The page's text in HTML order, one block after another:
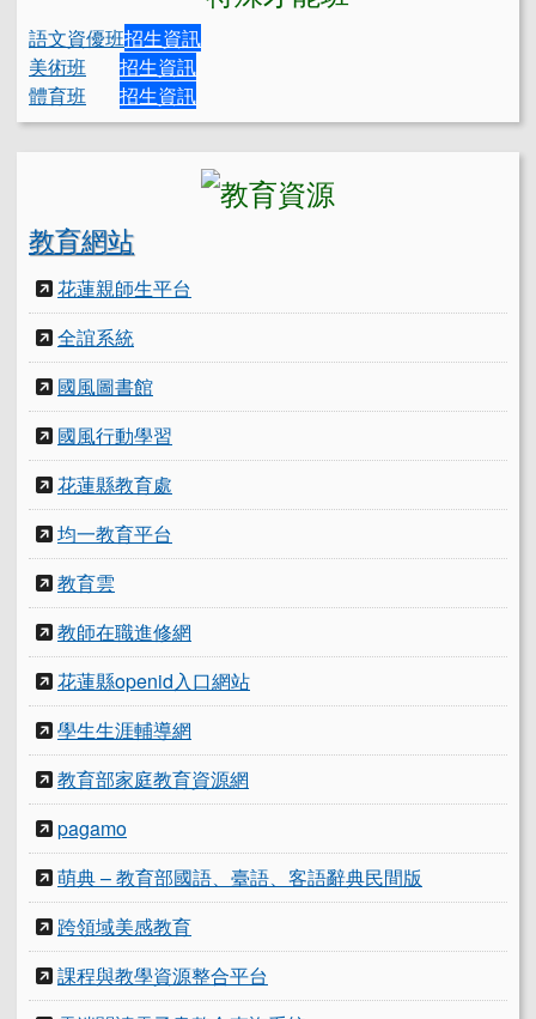
語文資優班招生資訊
美術班
招生資訊
體育班
招生資訊
教育網站
花蓮親師生平台
全誼系統
國風圖書館
國風行動學習
花蓮縣教育處
均一教育平台
教育雲
教師在職進修網
花蓮縣openid入口網站
學生生涯輔導網
教育部家庭教育資源網
pagamo
萌典 – 教育部國語、臺語、客語辭典民間版
跨領域美感教育
課程與教學資源整合平台